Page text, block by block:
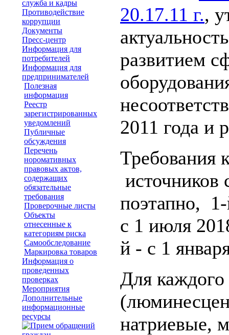
служба и кадры
Противодействие
коррупции
Документы
Пресс-центр
Информация для
потребителей
Информация для
предпринимателей
Полезная
информация
Реестр
зарегистрированных
уведомлений
Публичные
обсуждения
Перечень
норомативных
правовых актов,
содержащих
обязательные
требования
Проверочные листы
Объекты
отнесенные к
категориям риска
Самообследование
Маркировка товаров
Информация о
проведенных
проверках
Мероприятия
Дополнительные
информационные
ресурсы
20.17.11 г.,
развитием
2011 года и
Требования
источников
поэтапно, 1-
с 1 июля
й - с 1
Для
натриевые,